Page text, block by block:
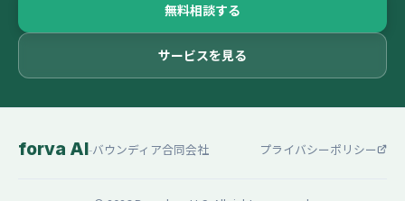
無料相談する
サービスを見る
forva AI-バウンディア合同会社 プライバシーポリシー